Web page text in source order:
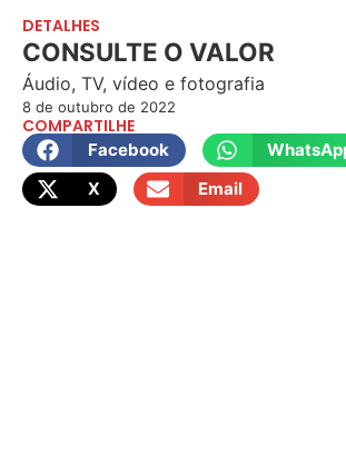
DETALHES
CONSULTE O VALOR
Áudio, TV, vídeo e fotografia
8 de outubro de 2022
COMPARTILHE
Facebook
X
Email